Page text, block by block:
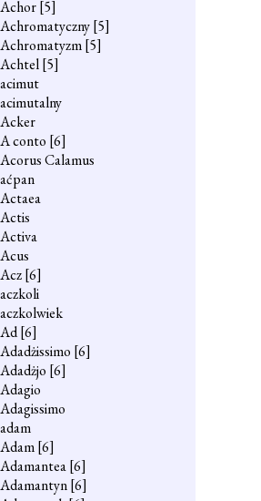
Achor[5]
Achromatyczny[5]
Achromatyzm[5]
Achtel[5]
acimut
acimutalny
Acker
A conto [6]
Acorus Calamus
aćpan
Actaea
Actis
Activa
Acus
Acz[6]
aczkoli
aczkolwiek
Ad[6]
Adadżissimo [6]
Adadżjo [6]
Adagio
Adagissimo
adam
Adam[6]
Adamantea[6]
Adamantyn[6]